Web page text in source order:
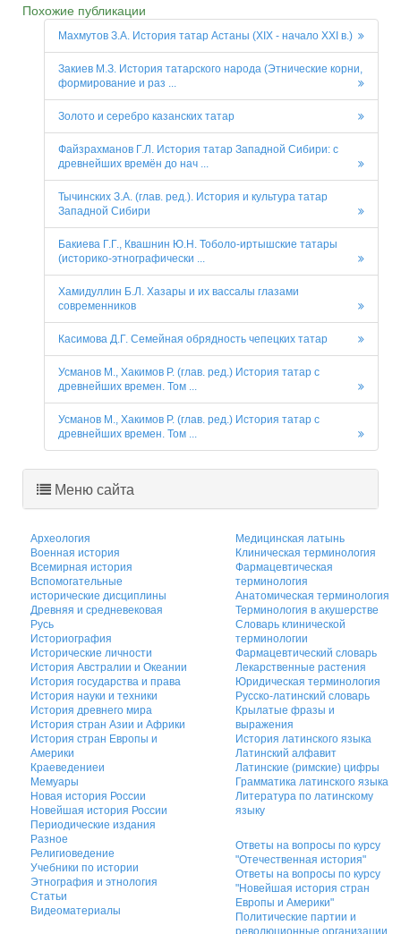
Похожие публикации
Махмутов З.А. История татар Астаны (XIX - начало XXI в.)
Закиев М.З. История татарского народа (Этнические корни,
формирование и раз ...
Золото и серебро казанских татар
Файзрахманов Г.Л. История татар Западной Сибири: с
древнейших времён до нач ...
Тычинских З.А. (глав. ред.). История и культура татар
Западной Сибири
Бакиева Г.Г., Квашнин Ю.Н. Тоболо-иртышские татары
(историко-этнографически ...
Хамидуллин Б.Л. Хазары и их вассалы глазами
современников
Касимова Д.Г. Семейная обрядность чепецких татар
Усманов М., Хакимов Р. (глав. ред.) История татар с
древнейших времен. Том ...
Усманов М., Хакимов Р. (глав. ред.) История татар с
древнейших времен. Том ...
Меню сайта
Археология
Военная история
Всемирная история
Вспомогательные
исторические дисциплины
Древняя и средневековая
Русь
Историография
Исторические личности
История Австралии и Океании
История государства и права
История науки и техники
История древнего мира
История стран Азии и Африки
История стран Европы и
Америки
Краеведениеи
Мемуары
Новая история России
Новейшая история России
Периодические издания
Разное
Религиоведение
Учебники по истории
Этнография и этнология
Статьи
Видеоматериалы
Медицинская латынь
Клиническая терминология
Фармацевтическая
терминология
Анатомическая терминология
Терминология в акушерстве
Словарь клинической
терминологии
Фармацевтический словарь
Лекарственные растения
Юридическая терминология
Русско-латинский словарь
Крылатые фразы и
выражения
История латинского языка
Латинский алфавит
Латинские (римские) цифры
Грамматика латинского языка
Литература по латинскому
языку
Ответы на вопросы по курсу
"Отечественная история"
Ответы на вопросы по курсу
"Новейшая история стран
Европы и Америки"
Политические партии и
революционные организации